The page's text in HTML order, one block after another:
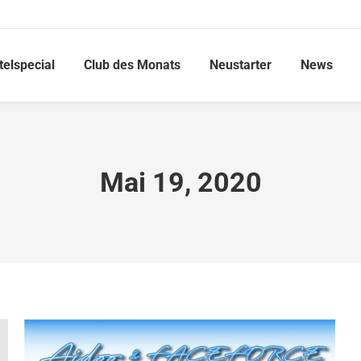
Club des Monats Neustarter News
Mai 19, 2020